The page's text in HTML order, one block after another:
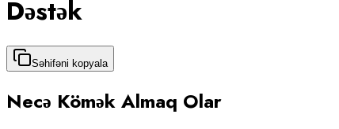
Dəstək
Səhifəni kopyala
Necə Kömək Almaq Olar